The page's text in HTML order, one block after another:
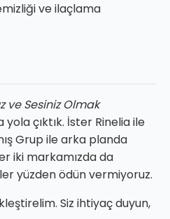
ve ilaçlama
ve Sesiniz Olmak
çıktık. İster Rinelia ile
Grup ile arka planda
iki markamızda da
yüzden ödün vermiyoruz.
Siz ihtiyaç duyun,